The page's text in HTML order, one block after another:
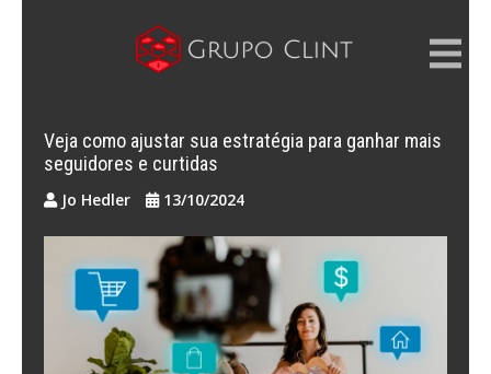
Veja como ajustar sua estratégia para ganhar mais
seguidores e curtidas
Jo Hedler 13/10/2024